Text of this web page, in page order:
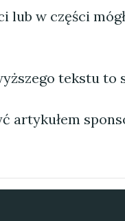
lub w części
tekstu to
artykułem